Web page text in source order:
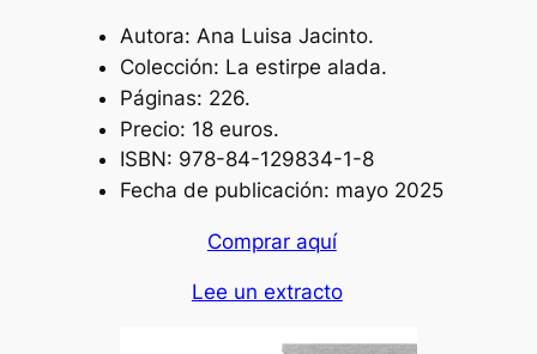
Autora: Ana Luisa Jacinto.
Colección: La estirpe alada.
Páginas: 226.
Precio: 18 euros.
ISBN: 978-84-129834-1-8
Fecha de publicación: mayo 2025
Comprar aquí
Lee un extracto